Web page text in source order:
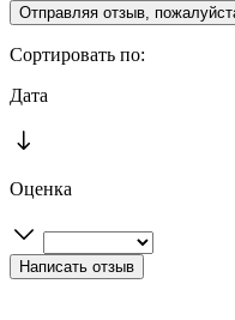
Отправляя отзыв,
Сортировать по:
Дата
Оценка